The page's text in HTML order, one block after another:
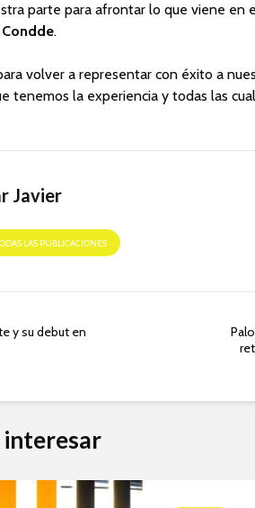
parte para afrontar lo que viene en
Condde.
volver a representar con éxito a
tenemos la experiencia y todas las
Javier
LAS PUBLICACIONES
y su debut en
interesar